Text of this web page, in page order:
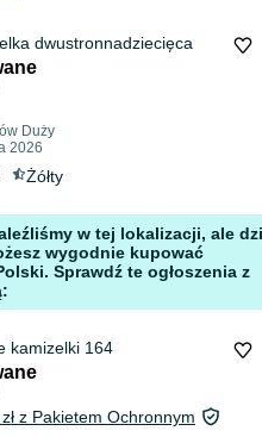
dwustronnadziecięca
Duży
2026
Żółty
w tej lokalizacji, ale
wygodnie kupować
Sprawdź te ogłoszenia z
kamizelki 164
z Pakietem Ochronnym